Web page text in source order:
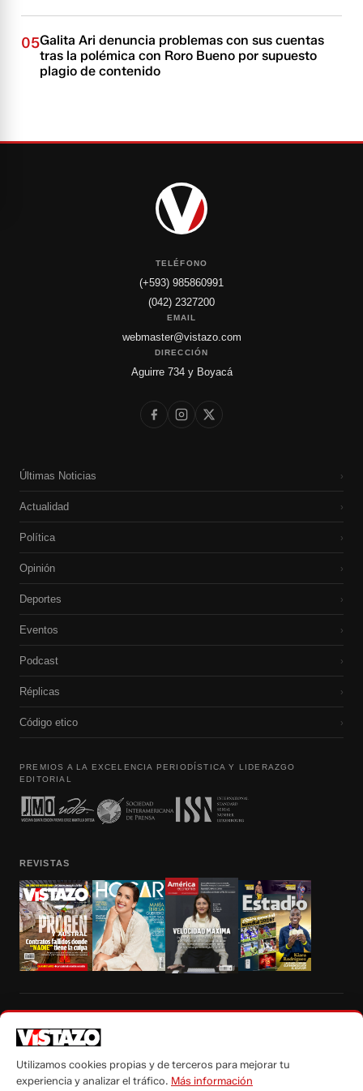
05Galita Ari denuncia problemas con sus cuentas
tras la polémica con Roro Bueno por supuesto
plagio de contenido
TELÉFONO
(+593) 985860991
(042) 2327200
EMAIL
webmaster@vistazo.com
DIRECCIÓN
Aguirre 734 y Boyacá
Últimas Noticias ›
Actualidad ›
Política ›
Opinión ›
Deportes ›
Eventos ›
Podcast ›
Réplicas ›
Código etico ›
PREMIOS A LA EXCELENCIA PERIODÍSTICA Y LIDERAZGO
EDITORIAL
REVISTAS
autorización escrita de su titular, de todos los contenidos de Vistazo.com.
Utilizamos cookies propias y de terceros para mejorar tu
experiencia y analizar el tráfico. Más información